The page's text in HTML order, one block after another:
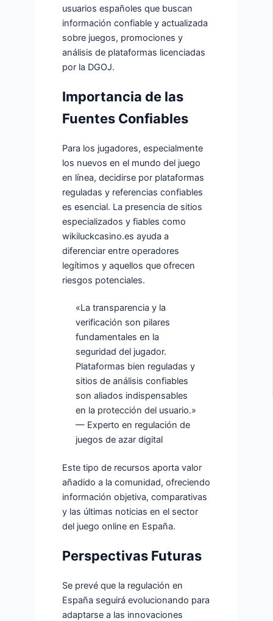
usuarios españoles que buscan
información confiable y actualizada
sobre juegos, promociones y
análisis de plataformas licenciadas
por la DGOJ.
Importancia de las
Fuentes Confiables
Para los jugadores, especialmente
los nuevos en el mundo del juego
en línea, decidirse por plataformas
reguladas y referencias confiables
es esencial. La presencia de sitios
especializados y fiables como
wikiluckcasino.es ayuda a
diferenciar entre operadores
legítimos y aquellos que ofrecen
riesgos potenciales.
«La transparencia y la
verificación son pilares
fundamentales en la
seguridad del jugador.
Plataformas bien reguladas y
sitios de análisis confiables
son aliados indispensables
en la protección del usuario.»
— Experto en regulación de
juegos de azar digital
Este tipo de recursos aporta valor
añadido a la comunidad, ofreciendo
información objetiva, comparativas
y las últimas noticias en el sector
del juego online en España.
Perspectivas Futuras
Se prevé que la regulación en
España seguirá evolucionando para
adaptarse a las innovaciones